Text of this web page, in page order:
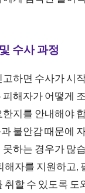
수사 과정
하면 수사가 시
해자가 어떻게
지를 안내해야
불안감 때문에
하는 경우가 많
해자를 지원하고,
취할 수 있도록 도